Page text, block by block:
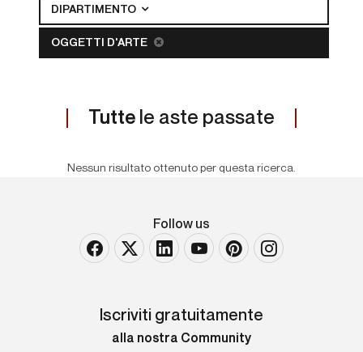
DIPARTIMENTO
OGGETTI D'ARTE
Tutte le aste passate
Nessun risultato ottenuto per questa ricerca.
Follow us
Iscriviti gratuitamente
alla nostra Community